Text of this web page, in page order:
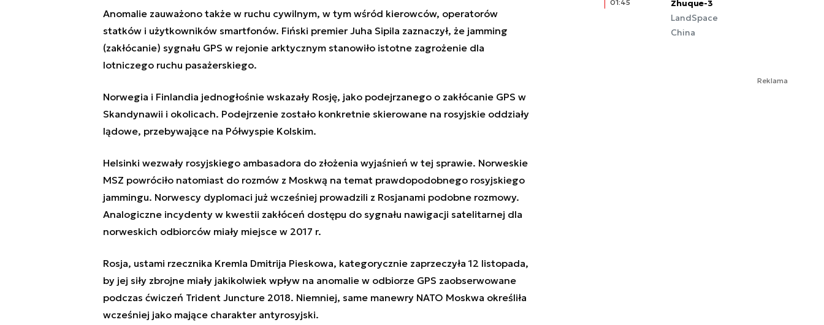
Anomalie zauważono także w ruchu cywilnym, w tym wśród kierowców, operatorów
statków i użytkowników smartfonów. Fiński premier Juha Sipila zaznaczył, że jamming
(zakłócanie) sygnału GPS w rejonie arktycznym stanowiło istotne zagrożenie dla
lotniczego ruchu pasażerskiego.
Norwegia i Finlandia jednogłośnie wskazały Rosję, jako podejrzanego o zakłócanie GPS w
Skandynawii i okolicach. Podejrzenie zostało konkretnie skierowane na rosyjskie oddziały
lądowe, przebywające na Półwyspie Kolskim.
Helsinki wezwały rosyjskiego ambasadora do złożenia wyjaśnień w tej sprawie. Norweskie
MSZ powróciło natomiast do rozmów z Moskwą na temat prawdopodobnego rosyjskiego
jammingu. Norwescy dyplomaci już wcześniej prowadzili z Rosjanami podobne rozmowy.
Analogiczne incydenty w kwestii zakłóceń dostępu do sygnału nawigacji satelitarnej dla
norweskich odbiorców miały miejsce w 2017 r.
Rosja, ustami rzecznika Kremla Dmitrija Pieskowa, kategorycznie zaprzeczyła 12 listopada,
by jej siły zbrojne miały jakikolwiek wpływ na anomalie w odbiorze GPS zaobserwowane
podczas ćwiczeń Trident Juncture 2018. Niemniej, same manewry NATO Moskwa określiła
wcześniej jako mające charakter antyrosyjski.
01:45
Zhuque-3
LandSpace
China
Reklama